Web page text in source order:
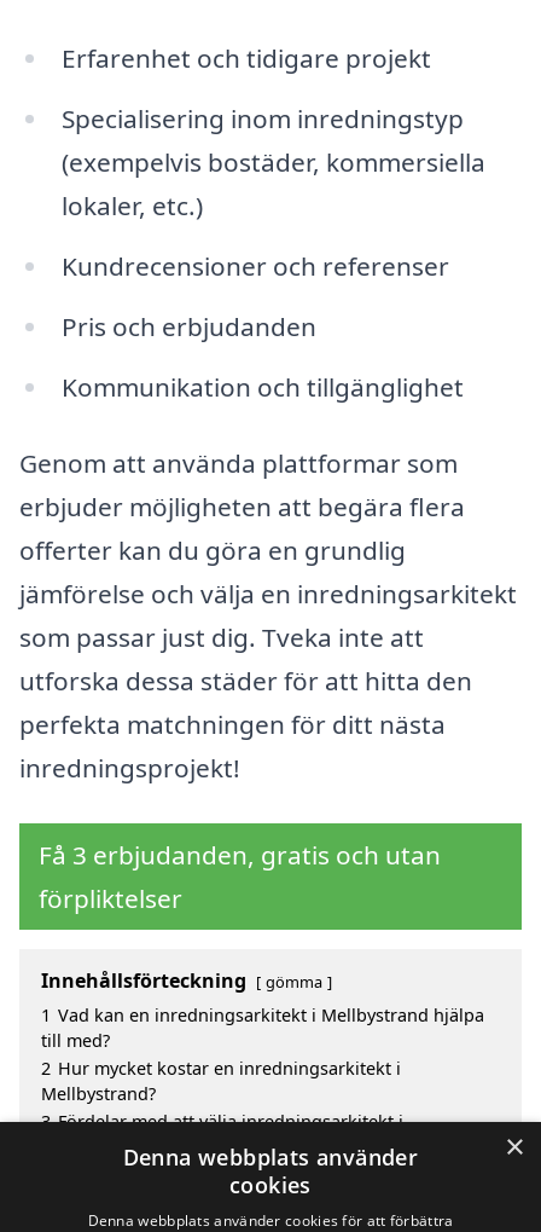
Erfarenhet och tidigare projekt
Specialisering inom inredningstyp
(exempelvis bostäder, kommersiella
lokaler, etc.)
Kundrecensioner och referenser
Pris och erbjudanden
Kommunikation och tillgänglighet
Genom att använda plattformar som
erbjuder möjligheten att begära flera
offerter kan du göra en grundlig
jämförelse och välja en inredningsarkitekt
som passar just dig. Tveka inte att
utforska dessa städer för att hitta den
perfekta matchningen för ditt nästa
inredningsprojekt!
Få 3 erbjudanden, gratis och utan
förpliktelser
Innehållsförteckning gömma
1 Vad kan en inredningsarkitekt i Mellbystrand hjälpa
till med?
2 Hur mycket kostar en inredningsarkitekt i
Mellbystrand?
3 Fördelar med att välja inredningsarkitekt i
Mellbystrand
Sök efter en skicklig inredningsarkitekt i de
omgivande städerna till Mellbystrand
×
Denna webbplats använder
cookies
Denna webbplats använder cookies för att förbättra